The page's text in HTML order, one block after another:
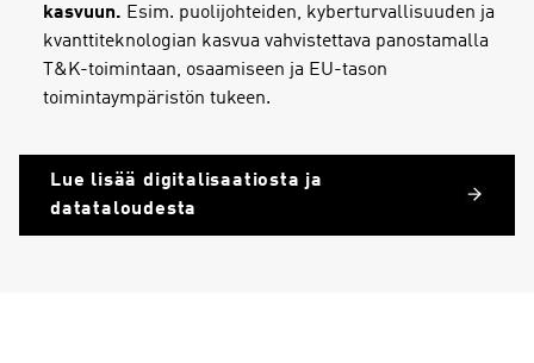
kasvuun. Esim. puolijohteiden, kyberturvallisuuden ja
kvanttiteknologian kasvua vahvistettava panostamalla
T&K-toimintaan, osaamiseen ja EU-tason
toimintaympäristön tukeen.
Lue lisää digitalisaatiosta ja
datataloudesta